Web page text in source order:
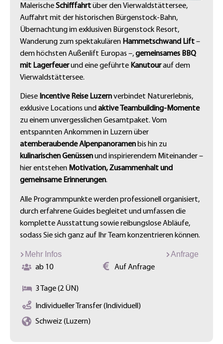
MalerischeSchifffahrtüber den Vierwaldstättersee,
Auffahrt mit der historischen Bürgenstock-Bahn,
Übernachtung im exklusiven Bürgenstock Resort,
Wanderung zum spektakulären Hammetschwand Lift–
dem höchsten Außenlift Europas –,gemeinsames BBQ
mit Lagerfeuerund eine geführte Kanutourauf dem
Vierwaldstättersee.
Diese Incentive Reise Luzernverbindet Naturerlebnis,
exklusive Locations undaktive Teambuilding-Momente
zu einem unvergesslichen Gesamtpaket. Vom
entspannten Ankommen in Luzern über
atemberaubende Alpenpanoramenbis hin zu
kulinarischen Genüssenund inspirierendem Miteinander –
hier entstehen Motivation, Zusammenhalt und
gemeinsame Erinnerungen.
Alle Programmpunkte werden professionell organisiert,
durch erfahrene Guides begleitet und umfassen die
komplette Ausstattung sowie reibungslose Abläufe,
sodass Sie sich ganz auf Ihr Team konzentrieren können.
Mehr Infos
Anfrage
ab 10
Auf Anfrage
3 Tage (2 ÜN)
Individueller Transfer (Individuell)
Schweiz (Luzern)